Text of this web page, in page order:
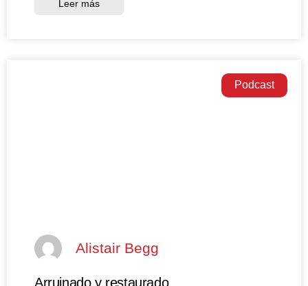
Leer más
Podcast
Alistair Begg
Arruinado y restaurado